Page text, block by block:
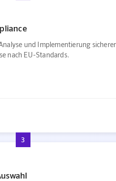
und Implementierung sicherer
nach EU-Standards.
3